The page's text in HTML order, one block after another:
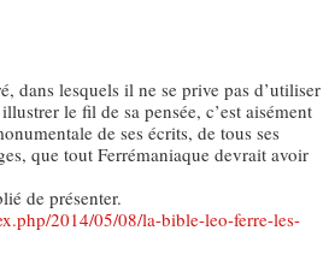
dans lesquels il ne se prive pas d’utiliser
le fil de sa pensée, c’est aisément
de ses écrits, de tous ses
que tout Ferrémaniaque devrait avoir
de présenter.
2014/05/08/la-bible-leo-ferre-les-